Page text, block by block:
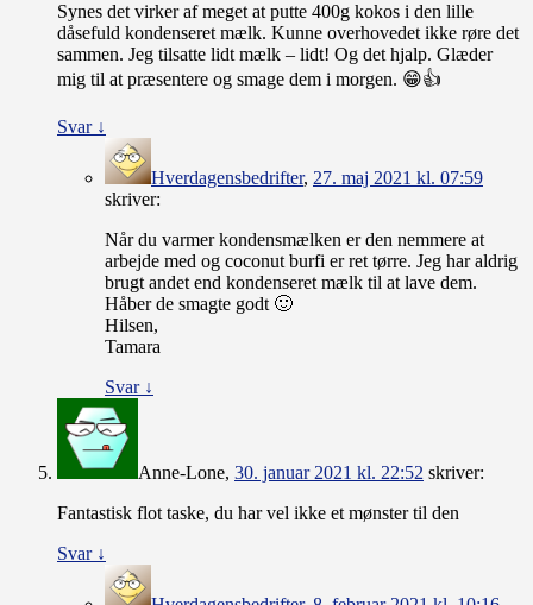
Synes det virker af meget at putte 400g kokos i den lille
dåsefuld kondenseret mælk. Kunne overhovedet ikke røre det
sammen. Jeg tilsatte lidt mælk – lidt! Og det hjalp. Glæder
mig til at præsentere og smage dem i morgen. 😁👍
Svar ↓
Hverdagensbedrifter, 27. maj 2021 kl. 07:59
skriver:
Når du varmer kondensmælken er den nemmere at
arbejde med og coconut burfi er ret tørre. Jeg har aldrig
brugt andet end kondenseret mælk til at lave dem.
Håber de smagte godt 🙂
Hilsen,
Tamara
Svar ↓
Anne-Lone, 30. januar 2021 kl. 22:52 skriver:
Fantastisk flot taske, du har vel ikke et mønster til den
Svar ↓